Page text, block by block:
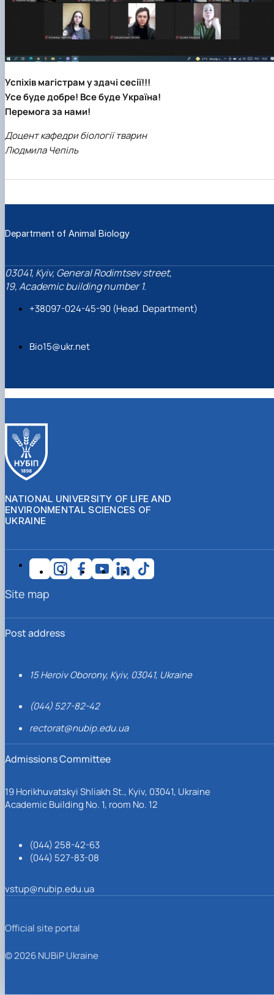
Успіхів магістрам у здачі сесії!!!
Усе буде добре! Все буде Україна!
Перемога за нами!
Доцент кафедри біології тварин
Людмила Чепіль
Department of Animal Biology
03041, Kyiv, General Rodimtsev street,
19, Academic building number 1.
+38097-024-45-90 (Head. Department)
Bio15@ukr.net
NATIONAL UNIVERSITY OF LIFE AND
ENVIRONMENTAL SCIENCES OF
UKRAINE
Post address
15 Heroiv Oborony, Kyiv, 03041, Ukraine
(044) 527-82-42
rectorat@nubip.edu.ua
Admissions Committee
19 Horikhuvatskyi Shliakh St., Kyiv, 03041, Ukraine
Academic Building No. 1, room No. 12
(044) 258-42-63
(044) 527-83-08
vstup@nubip.edu.ua
Site map
Official site portal
© 2026 NUBiP Ukraine